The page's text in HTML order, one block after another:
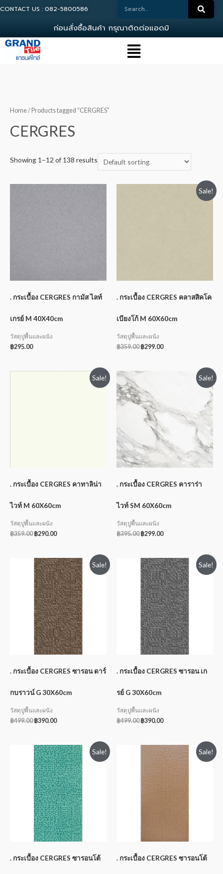
CONTACT US : 082-5800586
อนสงซอสนคา กร ณาตดตอแอดมน 0
Home/ Products tagged “CERGRES”
CERGRES
Showing 1–12 of 138 results
. กระเบื้อง CERGRES กามัส ไลท์
เกรย์ M 40X40cm
วัสดุปูพื้นและผนัง
฿295.00
Sale!
. กระเบื้อง CERGRES คลาสสิคโค
เบียงโก้ M 60X60cm
วัสดุปูพื้นและผนัง
฿359.00 ฿299.00
Sale!
. กระเบื้อง CERGRES คาทาลิน่า
ไวท์ M 60X60cm
วัสดุปูพื้นและผนัง
฿359.00 ฿290.00
Sale!
. กระเบื้อง CERGRES คาราร่า
ไวท์ SM 60X60cm
วัสดุปูพื้นและผนัง
฿395.00 ฿299.00
Sale!
. กระเบื้อง CERGRES ซารอน ดาร์
กบราวน์ G 30X60cm
วัสดุปูพื้นและผนัง
฿499.00 ฿390.00
Sale!
. กระเบื้อง CERGRES ซารอน เก
รย์ G 30X60cm
วัสดุปูพื้นและผนัง
฿499.00 ฿390.00
Sale!
. กระเบื้อง CERGRES ซารอนโต้
Sale!
. กระเบื้อง CERGRES ซารอนโต้